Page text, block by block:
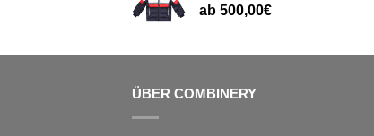
ab 500,00€
ÜBER COMBINERY